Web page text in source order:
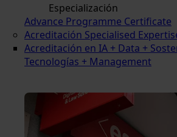
Especialización
Advance Programme Certificate
Acreditación Specialised
Acreditación en IA + Data +
Tecnologías + Management